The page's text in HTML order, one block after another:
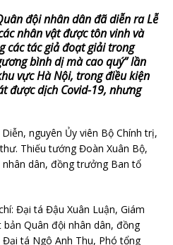
đội nhân dân đã diễn ra Lễ
nhân vật được tôn vinh và
các tác giả đoạt giải trong
bình dị mà cao quý” lần
vực Hà Nội, trong điều kiện
được dịch Covid-19, nhưng
nguyên Ủy viên Bộ Chính trị,
Thiếu tướng Đoàn Xuân Bộ,
dân, đồng trưởng Ban tổ
Đại tá Đậu Xuân Luận, Giám
Quân đội nhân dân, đồng
tá Ngô Anh Thu, Phó tổng